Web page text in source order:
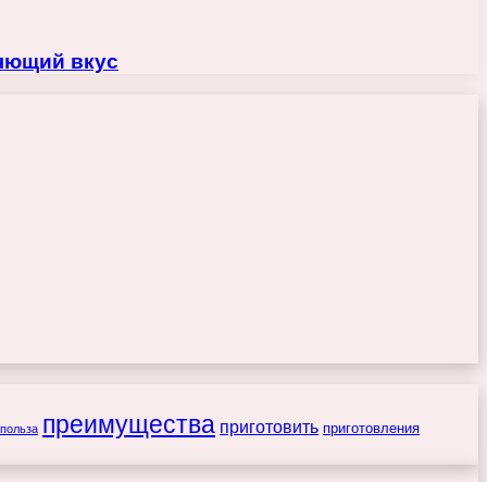
вкус
польза преимущества приготовить приготовления